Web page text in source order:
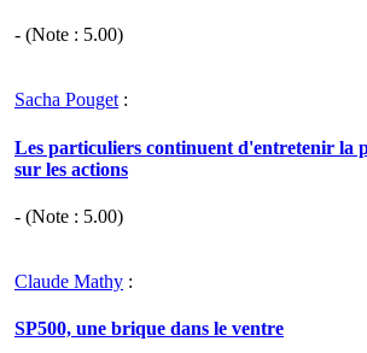
- (Note : 5.00)
Sacha Pouget :
Les particuliers continuent d'entretenir la
sur les actions
- (Note : 5.00)
Claude Mathy :
SP500, une brique dans le ventre